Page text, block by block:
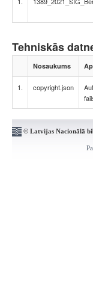
Tehniskās
Nosaukums
1. copyright.json
© Latvijas Nacionālā